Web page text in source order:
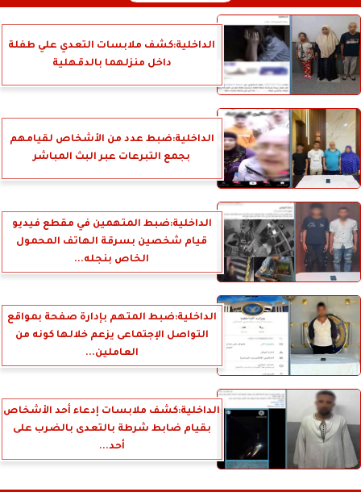
الداخلية:كشف ملابسات التعدي علي طفلة
داخل منزلهما بالدقهلية
الداخلية:ضبط عدد من الأشخاص لقيامهم
بجمع التبرعات عبر البث المباشر
الداخلية:ضبط المتهمين في مقطع فيديو
قيام شخصين بسرقة الهاتف المحمول
الخاص بنجله...
الداخلية:ضبط المتهم بإدارة صفحة بمواقع
التواصل الإجتماعى يزعم خلالها كونه من
العاملين...
الداخلية:كشف ملابسات إدعاء أحد الأشخاص
بقيام ضابط شرطة بالتعدى بالضرب على
أحد...